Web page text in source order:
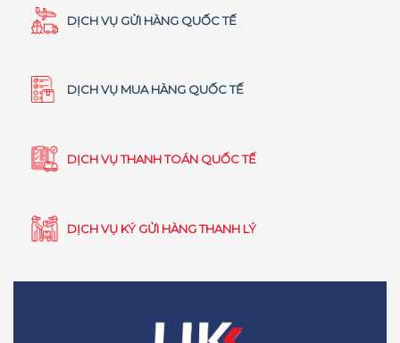
DỊCH VỤ GỬI HÀNG QUỐC TẾ
DỊCH VỤ MUA HÀNG QUỐC TẾ
DỊCH VỤ THANH TOÁN QUỐC TẾ
DỊCH VỤ KÝ GỬI HÀNG THANH LÝ